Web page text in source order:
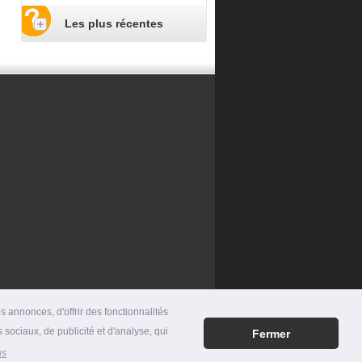
annonces, d'offrir des fonctionnalités
de publicité et d'analyse, qui
Fermer
Les plus récentes